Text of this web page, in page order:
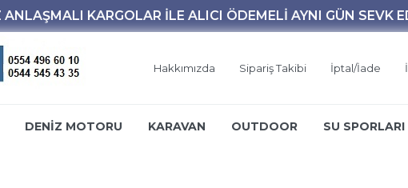
Hakkımızda Sipariş Takibi İptal/İade
DENİZ MOTORU KARAVAN OUTDOOR SU SPORLARI